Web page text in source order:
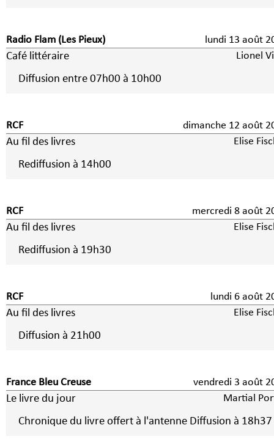
Radio Flam (Les Pieux) lundi 13 août
Café littéraire Lionel
Diffusion entre 07h00 à 10h00
RCF dimanche 12 août
Au fil des livres Elise
Rediffusion à 14h00
RCF mercredi 8
Au fil des livres Elise
Rediffusion à 19h30
RCF lundi 6 août
Au fil des livres Elise
Diffusion à 21h00
France Bleu Creuse vendredi 3
Le livre du jour Martial
Chronique du livre offert à l'antenne Diffusion à 18h37